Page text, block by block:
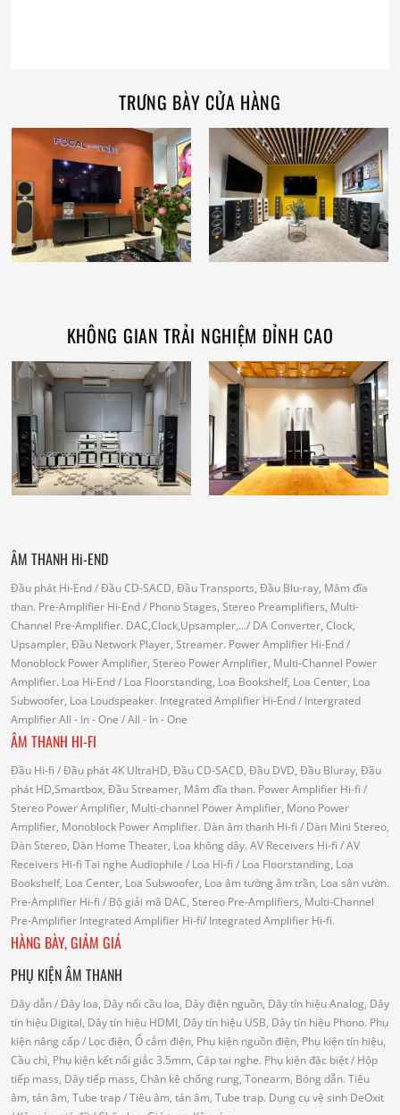
TRƯNG BÀY CỬA HÀNG
KHÔNG GIAN TRẢI NGHIỆM ĐỈNH CAO
ÂM THANH Hi-END
Đầu phát Hi-End/ Đầu CD-SACD, Đầu Transports, Đầu Blu-ray, Mâm đĩa
than. Pre-Amplifier Hi-End/ Phono Stages, Stereo Preamplifiers, Multi-
Channel Pre-Amplifier. DAC,Clock,Upsampler,.../ DA Converter, Clock,
Upsampler, Đầu Network Player, Streamer. Power Amplifier Hi-End/
Monoblock Power Amplifier, Stereo Power Amplifier, Multi-Channel Power
Amplifier. Loa Hi-End/ Loa Floorstanding, Loa Bookshelf, Loa Center, Loa
Subwoofer, Loa Loudspeaker. Integrated Amplifier Hi-End/ Intergrated
AmplifierAll - In - One / All - In - One
ÂM THANH HI-FI
Đầu Hi-fi / Đầu phát 4K UltraHD, Đầu CD-SACD, Đầu DVD, Đầu Bluray, Đầu
phát HD,Smartbox, Đầu Streamer, Mâm đĩa than. Power Amplifier Hi-fi /
Stereo Power Amplifier, Multi-channel Power Amplifier, Mono Power
Amplifier, Monoblock Power Amplifier. Dàn âm thanh Hi-fi / Dàn Mini Stereo,
Dàn Stereo, Dàn Home Theater, Loa không dây. AV Receivers Hi-fi / AV
Receivers Hi-fi Tai nghe Audiophile / Loa Hi-fi / Loa Floorstanding, Loa
Bookshelf, Loa Center, Loa Subwoofer, Loa âm tường âm trần, Loa sân vườn.
Pre-Amplifier Hi-fi / Bộ giải mã DAC, Stereo Pre-Amplifiers, Multi-Channel
Pre-Amplifier Integrated Amplifier Hi-fi/ Integrated Amplifier Hi-fi.
HÀNG BÀY, GIẢM GIÁ
PHỤ KIỆN ÂM THANH
Dây dẫn/ Dây loa, Dây nối cầu loa, Dây điện nguồn, Dây tín hiệu Analog, Dây
tín hiệu Digital, Dây tín hiệu HDMI, Dây tín hiệu USB, Dây tín hiệu Phono. Phụ
kiện nâng cấp/ Lọc điện, Ổ cắm điện, Phụ kiện nguồn điện, Phụ kiện tín hiệu,
Cầu chì, Phụ kiện kết nối giắc 3.5mm, Cáp tai nghe. Phụ kiện đặc biệt/ Hộp
tiếp mass, Dây tiếp mass, Chân kê chống rung, Tonearm, Bóng dẫn. Tiêu
âm, tán âm, Tube trap/ Tiêu âm, tán âm, Tube trap. Dụng cụ vệ sinh DeOxit